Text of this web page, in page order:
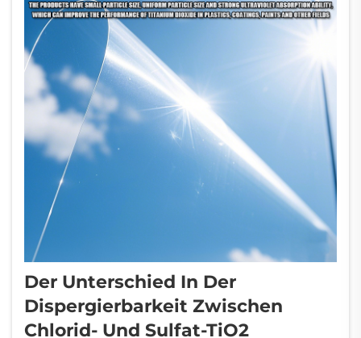
Der Unterschied In Der
Dispergierbarkeit Zwischen
Chlorid- Und Sulfat-TiO2